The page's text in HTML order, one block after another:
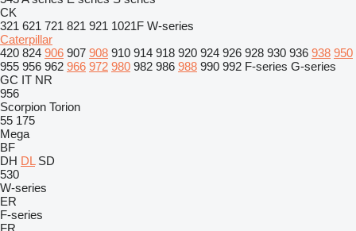
CK
321 621 721 821 921 1021F W-series
Caterpillar
420 824 906 907 908 910 914 918 920 924 926 928 930 936 938 950
955 956 962 966 972 980 982 986 988 990 992 F-series G-series
GC IT NR
956
Scorpion Torion
55 175
Mega
BF
DH DL SD
530
W-series
ER
F-series
FR